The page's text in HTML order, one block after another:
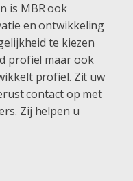
is MBR ook
en ontwikkeling
te kiezen
profiel maar ook
profiel. Zit uw
contact op met
Zij helpen u